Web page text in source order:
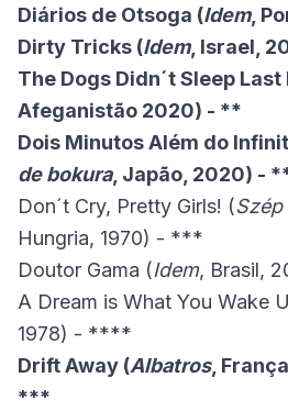
Diários de Otsoga (Idem,
Dirty Tricks (Idem, Israel,
The Dogs Didn´t Sleep Last
Afeganistão 2020) - **
Dois Minutos Além do
de bokura, Japão, 2020) -
Don´t Cry, Pretty Girls! (
Hungria, 1970) - ***
Doutor Gama (Idem, Brasil,
A Dream is What You Wake
1978) - ****
Drift Away (Albatros,
***